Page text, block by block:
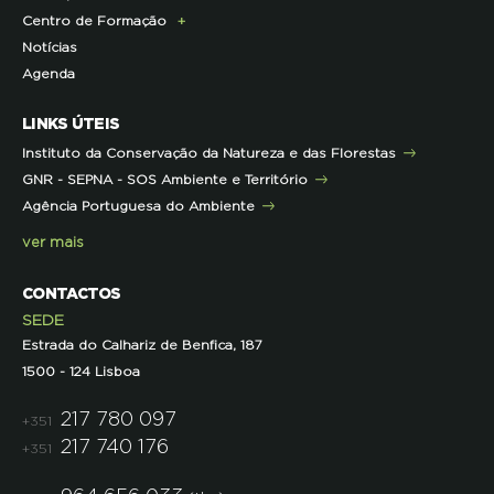
Contactos e Localização
Representações
Outros Projetos
Histórico de Projetos
Press Kit
ECOs-Locais
Dicas úteis
Iniciativas
Pareceres
Parcerias
Projetos
Semana do Jornalismo de Ambiente 2023
Área dos Professores
Recursos Pedagógicos
Literacia para a Floresta
Projetos
Centro de Formação
Formação Certificada
Formação Contínua para Professores
Outras Formações
Notícias
Agenda
LINKS ÚTEIS
Instituto da Conservação da Natureza e das Florestas
GNR - SEPNA - SOS Ambiente e Território
Agência Portuguesa do Ambiente
ver mais
CONTACTOS
SEDE
Estrada do Calhariz de Benfica, 187
1500 - 124 Lisboa
+351 217 780 097
+351 217 740 176